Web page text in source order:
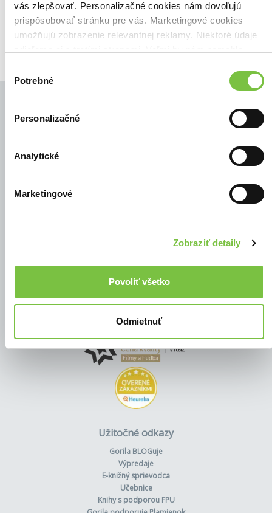
vás zlepšovať. Personalizačné cookies nám dovoľujú
prispôsobovať stránku pre vás. Marketingové cookies
umožňujú zobrazenie relevantnej reklamy. Niektoré údaje
súhlasu
Potrebné
Personalizačné
Analytické
Marketingové
Zobraziť detaily
Povoliť všetko
Odmietnuť
Užitočné odkazy
Gorila BLOGuje
Výpredaje
E-knižný sprievodca
Učebnice
Knihy s podporou FPU